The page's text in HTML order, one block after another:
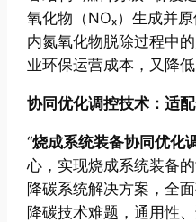
氧化物（NOₓ）生成并
内氮氧化物脱除过程中
业环保运营成本，又降低
协同优化调控技术：适
“烧成系统装备协同优化
心，实现烧成系统装备
降碳系统解决方案，全
降碳技术难题，通用性